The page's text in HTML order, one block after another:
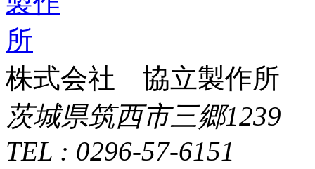
株式会社 協立製作所
茨城県筑西市三郷1239
TEL : 0296-57-6151